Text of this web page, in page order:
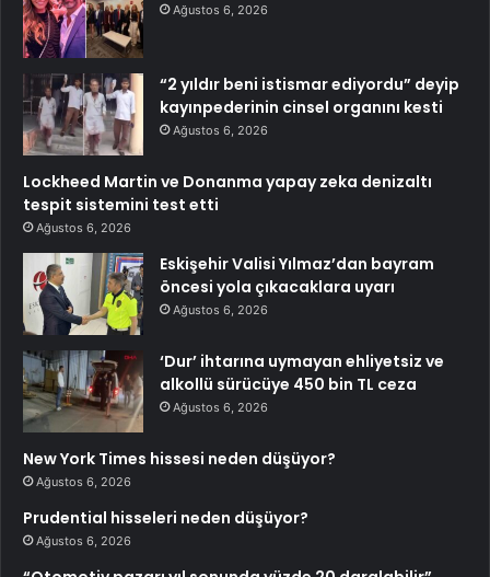
Ağustos 6, 2026
“2 yıldır beni istismar ediyordu” deyip
kayınpederinin cinsel organını kesti
Ağustos 6, 2026
Lockheed Martin ve Donanma yapay zeka denizaltı
tespit sistemini test etti
Ağustos 6, 2026
Eskişehir Valisi Yılmaz’dan bayram
öncesi yola çıkacaklara uyarı
Ağustos 6, 2026
‘Dur’ ihtarına uymayan ehliyetsiz ve
alkollü sürücüye 450 bin TL ceza
Ağustos 6, 2026
New York Times hissesi neden düşüyor?
Ağustos 6, 2026
Prudential hisseleri neden düşüyor?
Ağustos 6, 2026